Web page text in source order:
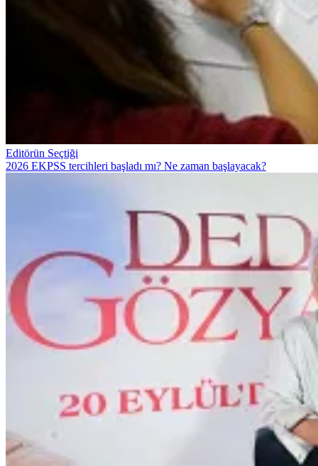
Editörün Seçtiği
2026 EKPSS tercihleri başladı mı? Ne zaman başlayacak?